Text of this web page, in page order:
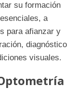
su formación
a
para afianzar y
diagnóstico
visuales.